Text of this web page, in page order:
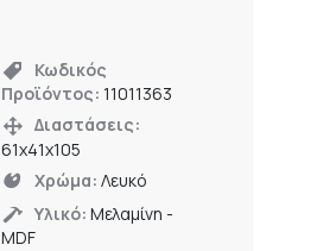
Κωδικός
Προϊόντος: 11011363
Διαστάσεις:
61x41x105
Χρώμα: Λευκό
Υλικό: Μελαμίνη -
MDF